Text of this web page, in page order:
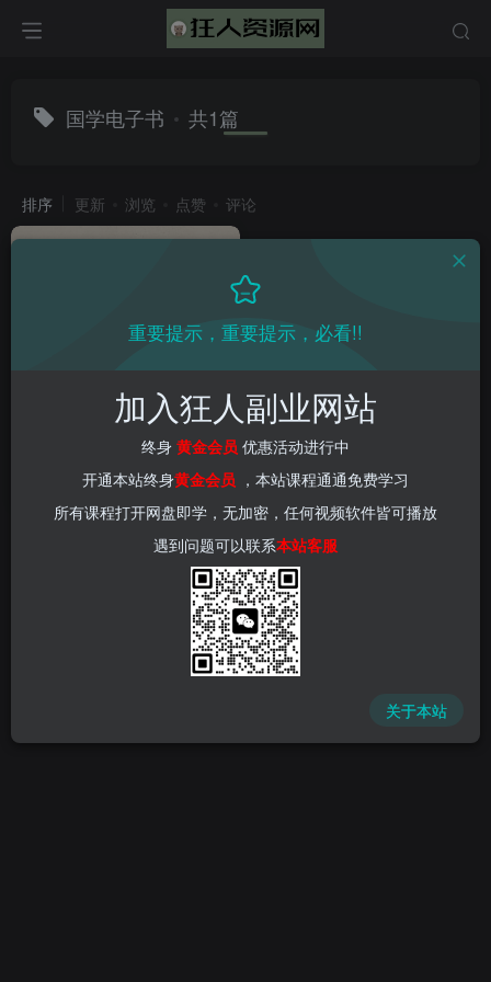
国学电子书 共1篇
排序 更新 浏览 点赞 评论
卖古籍电子书，作品只需要简
单的图片去重，高客单价高利
润，月入五位很轻松
创业项目 电商教程 新媒体项目
2年前 65
重要提示，重要提示，必看!!
加入狂人副业网站
终身 黄金会员 优惠活动进行中
开通本站终身黄金会员 ，本站课程通通免费学习
所有课程打开网盘即学，无加密，任何视频软件皆可播放
遇到问题可以联系本站客服
关于本站